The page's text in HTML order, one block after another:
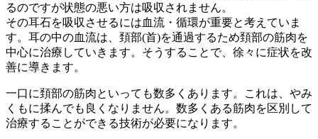
るのですが状態の悪い方は吸収されません。
その耳石を吸収させるには血流・循環が重要と考えていま
す。耳の中の血流は、頚部(首)を通過するため頚部の筋肉を
中心に治療していきます。そうすることで、徐々に症状を改
善に導きます。
一口に頚部の筋肉といっても数多くあります。これは、やみ
くもに揉んでも良くなりません。数多くある筋肉を区別して
治療することができる技術が必要になります。